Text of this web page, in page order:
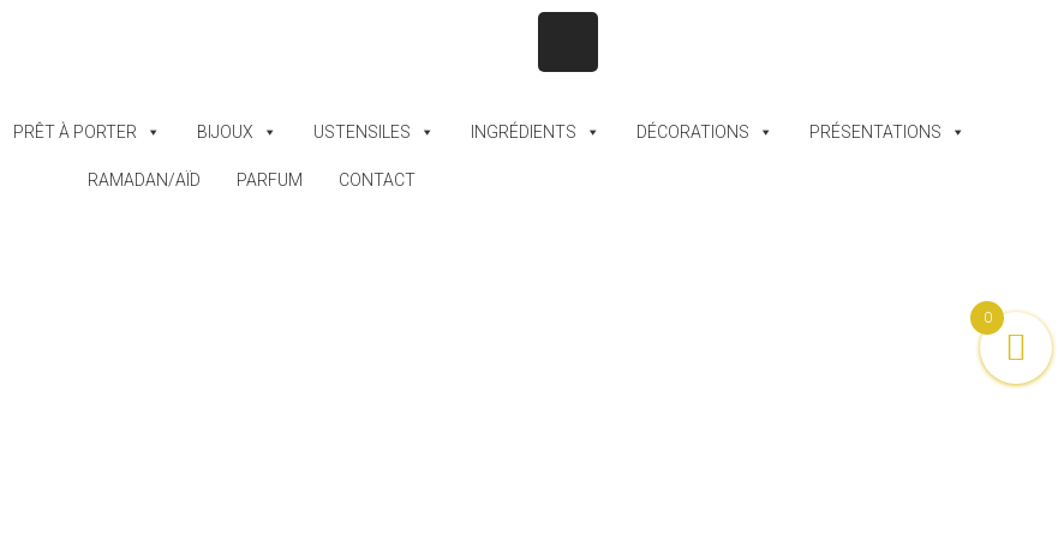
PRÊT À PORTER BIJOUX USTENSILES INGRÉDIENTS DÉCORATIONS PRÉSENTATIONS
RAMADAN/AÏD PARFUM CONTACT
0